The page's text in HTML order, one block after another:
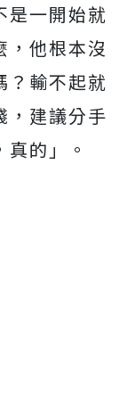
是一開始就
，他根本沒
？輸不起就
，建議分手
的」。